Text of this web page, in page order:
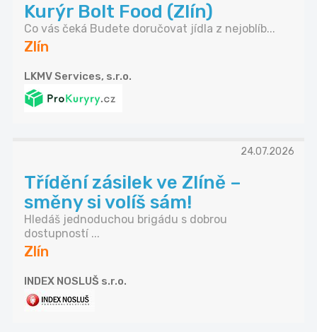
Kurýr Bolt Food (Zlín)
Co vás čeká Budete doručovat jídla z nejoblíb...
Zlín
LKMV Services, s.r.o.
24.07.2026
Třídění zásilek ve Zlíně –
směny si volíš sám!
Hledáš jednoduchou brigádu s dobrou
dostupností ...
Zlín
INDEX NOSLUŠ s.r.o.